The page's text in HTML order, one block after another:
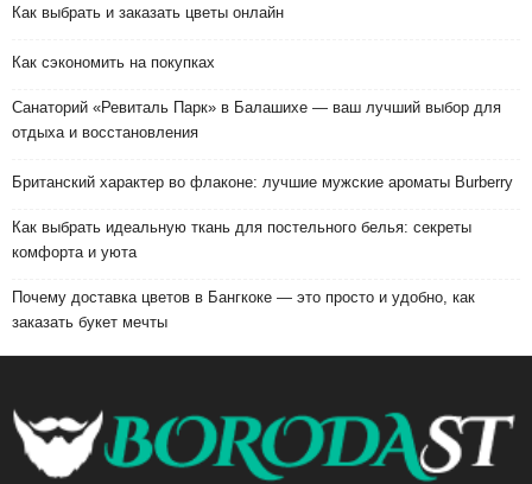
Как выбрать и заказать цветы онлайн
Как сэкономить на покупках
Санаторий «Ревиталь Парк» в Балашихе — ваш лучший выбор для
отдыха и восстановления
Британский характер во флаконе: лучшие мужские ароматы Burberry
Как выбрать идеальную ткань для постельного белья: секреты
комфорта и уюта
Почему доставка цветов в Бангкоке — это просто и удобно, как
заказать букет мечты